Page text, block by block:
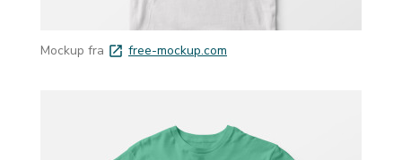
Mockup fra launch free-mockup.com